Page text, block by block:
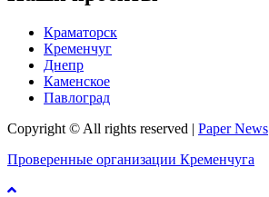
Краматорск
Кременчуг
Днепр
Каменское
Павлоград
Copyright © All rights reserved | Paper News
Проверенные организации Кременчуга